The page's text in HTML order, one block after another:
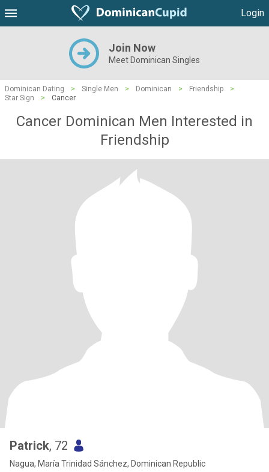
Login
Join Now
Meet Dominican Singles
Dominican Dating > Single Men > Dominican > Friendship
>
Star Sign
> Cancer
Cancer Dominican Men Interested in
Friendship
Patrick, 72
Nagua, María Trinidad Sánchez, Dominican Republic